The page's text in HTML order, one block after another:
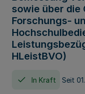
sowie über die
Forschungs-
HLeistBVO)
In Kraft Seit